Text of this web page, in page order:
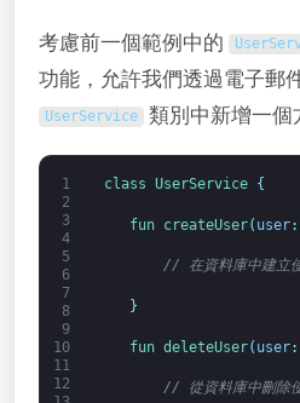
考慮前一個範例中的
功能，允許我們透過電子郵
UserService 類別中新增一個
1
2
3
4
5
6
7
8
9
10
11
12
class UserService {
fun createUser( user:
// 在資料庫中建立
}
fun deleteUser( user:
// 從資料庫中刪除